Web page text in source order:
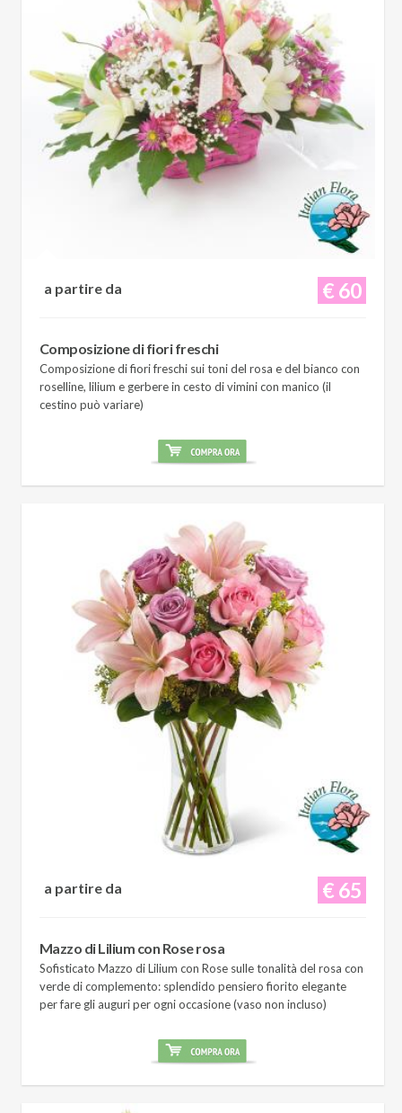
€ 60
a partire da
Composizione di fiori freschi
Composizione di fiori freschi sui toni del rosa e del bianco con
roselline, lilium e gerbere in cesto di vimini con manico (il
cestino può variare)
€ 65
a partire da
Mazzo di Lilium con Rose rosa
Sofisticato Mazzo di Lilium con Rose sulle tonalità del rosa con
verde di complemento: splendido pensiero fiorito elegante
per fare gli auguri per ogni occasione (vaso non incluso)